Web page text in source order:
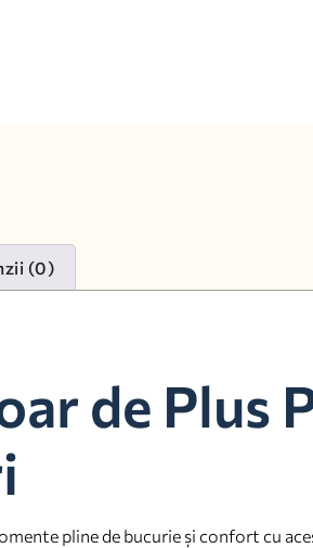
(0)
de Plus
pline de bucurie și confort cu